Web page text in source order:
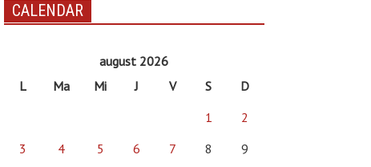
CALENDAR
august 2026
L
Ma Mi J V S
D
1
2
3
4 5 6 7 8
9